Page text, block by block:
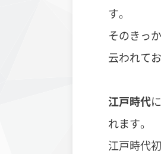
す。
そのきっ
云われて
江戸時代
れます。
江戸時代